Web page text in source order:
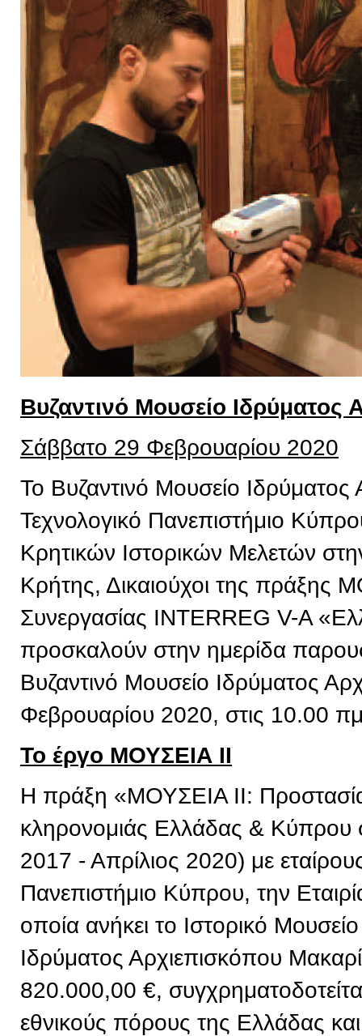
Βυζαντινό Μουσείο Ιδρύματος
Σάββατο 29 Φεβρουαρίου 2020
Το Βυζαντινό Μουσείο
Τεχνολογικό Πανεπιστήμιο
Κρητικών Ιστορικών Μελετών
Κρήτης, Δικαιούχοι της πράξης
Συνεργασίας INTERREG V-A
προσκαλούν στην ημερίδα
Βυζαντινό Μουσείο Ιδρύματος
Φεβρουαρίου 2020, στις 10.00
Το έργο ΜΟΥΣΕΙΑ ΙΙ
Η πράξη «ΜΟΥΣΕΙΑ ΙΙ: Προστασία
κληρονομιάς Ελλάδας & Κύπρου
2017 - Απρίλιος 2020) με
Πανεπιστήμιο Κύπρου, την
οποία ανήκει το Ιστορικό
Ιδρύματος Αρχιεπισκόπου
820.000,00 €,
εθνικούς πόρους της Ελλάδας